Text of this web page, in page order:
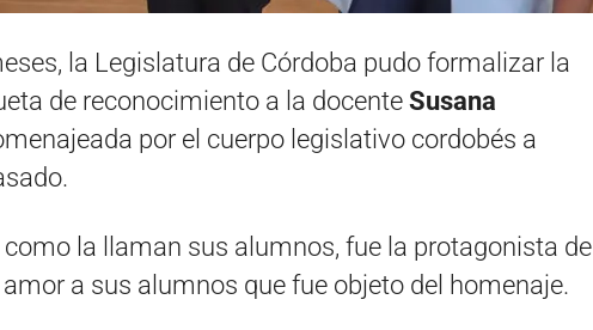
la Legislatura de Córdoba pudo formalizar la
de reconocimiento a la docente Susana
por el cuerpo legislativo cordobés a
como la llaman sus alumnos, fue la protagonista de
a sus alumnos que fue objeto del homenaje.